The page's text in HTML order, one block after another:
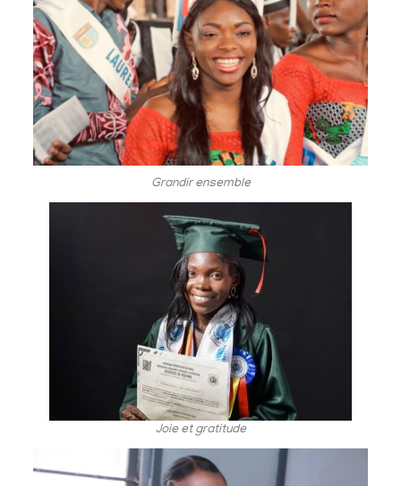
Grandir ensemble
Joie et gratitude